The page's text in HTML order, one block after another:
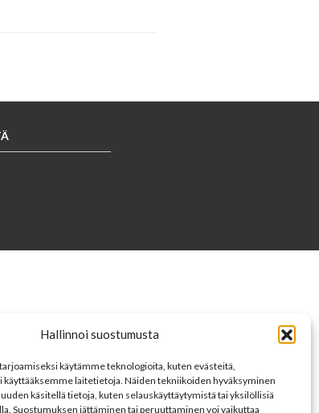
Hallinnoi suostumusta
käytämme teknologioita, kuten evästeitä,
käyttääksemme laitetietoja. Näiden tekniikoiden hyväksyminen
käsitellä tietoja, kuten selauskäyttäytymistä tai yksilöllisiä
Suostumuksen jättäminen tai peruuttaminen voi vaikuttaa